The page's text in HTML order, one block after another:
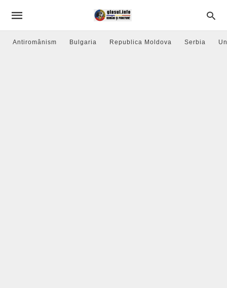
Antiromânism Bulgaria Republica Moldova Serbia